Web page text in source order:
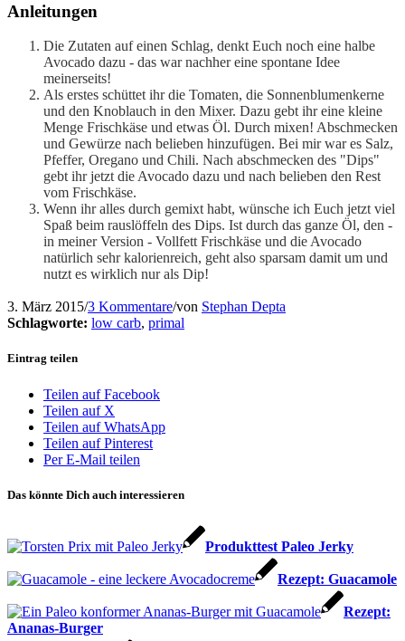
Anleitungen
Die Zutaten auf einen Schlag, denkt Euch noch eine halbe
Avocado dazu - das war nachher eine spontane Idee
meinerseits!
Als erstes schüttet ihr die Tomaten, die Sonnenblumenkerne
und den Knoblauch in den Mixer. Dazu gebt ihr eine kleine
Menge Frischkäse und etwas Öl. Durch mixen! Abschmecken
und Gewürze nach belieben hinzufügen. Bei mir war es Salz,
Pfeffer, Oregano und Chili. Nach abschmecken des "Dips"
gebt ihr jetzt die Avocado dazu und nach belieben den Rest
vom Frischkäse.
Wenn ihr alles durch gemixt habt, wünsche ich Euch jetzt viel
Spaß beim rauslöffeln des Dips. Ist durch das ganze Öl, den -
in meiner Version - Vollfett Frischkäse und die Avocado
natürlich sehr kalorienreich, geht also sparsam damit um und
nutzt es wirklich nur als Dip!
3. März 2015/3 Kommentare/von Stephan Depta
Schlagworte: low carb, primal
Eintrag teilen
Teilen auf Facebook
Teilen auf X
Teilen auf WhatsApp
Teilen auf Pinterest
Per E-Mail teilen
Das könnte Dich auch interessieren
Produkttest Paleo Jerky
Rezept: Guacamole
Rezept:
Ananas-Burger